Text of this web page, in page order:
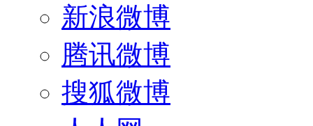
新浪微博
腾讯微博
搜狐微博